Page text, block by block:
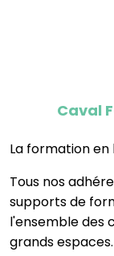
Caval
La formation en
Tous nos
supports de
l'ensemble des
grands espaces.